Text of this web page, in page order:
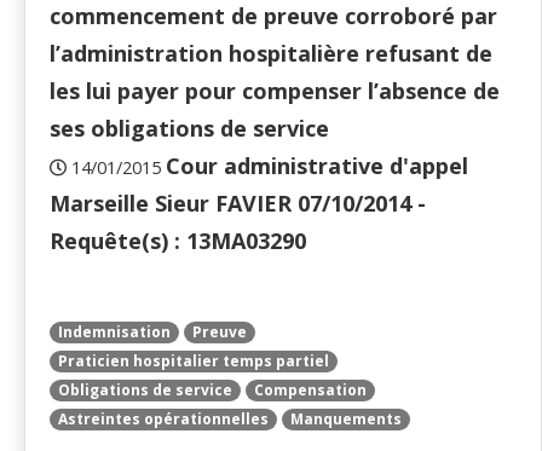
commencement de preuve corroboré par
l’administration hospitalière refusant de
les lui payer pour compenser l’absence de
ses obligations de service
14/01/2015 Cour administrative d'appel
Marseille Sieur FAVIER 07/10/2014 -
Requête(s) : 13MA03290
Indemnisation
Preuve
Praticien hospitalier temps partiel
Obligations de service
Compensation
Astreintes opérationnelles
Manquements